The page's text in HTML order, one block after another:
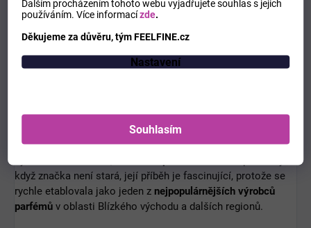
Dalším procházením tohoto webu vyjadřujete souhlas s jejich
používáním.Více informacízde
Děkujeme za důvěru, tým FEELFINE.cz
Nastavení
Souhlasím
Diskuze
je renomovaná parfémová značka, která vznikla v
Dubaji, ve Spojených arabských emirátech, a stala se
když značka není stará, její příběh je fascinující, protože se
rychle etablovala jako jeden z nejpopulárnějších výrobců
parfémů v oblasti Blízkého východu a dalších regionů.